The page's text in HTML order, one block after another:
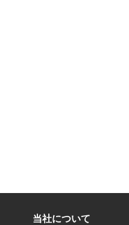
当社について